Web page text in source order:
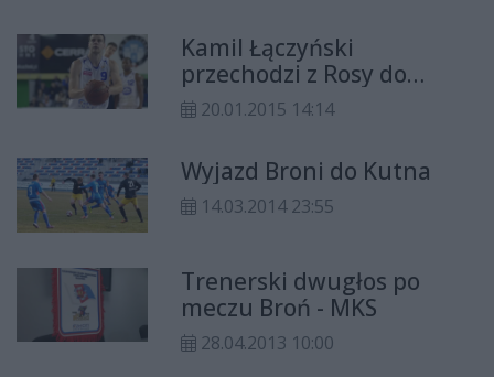
Kamil Łączyński
przechodzi z Rosy do
Polfarmexu!
20.01.2015 14:14
Wyjazd Broni do Kutna
14.03.2014 23:55
Trenerski dwugłos po
meczu Broń - MKS
28.04.2013 10:00